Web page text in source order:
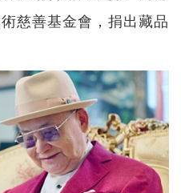
慈善基金會，捐出藏品